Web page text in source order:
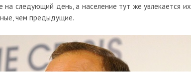
следующий день, а население тут же увлекается их
чем предыдущие.